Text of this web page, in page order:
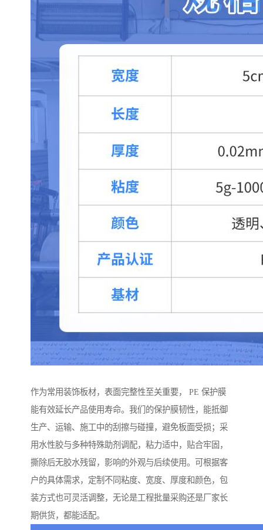
作为常用装饰板材，表面完整性至关重要， PE 保护膜
能有效延长产品使用寿命。我们的保护膜韧性，能抵御
生产、运输、施工中的刮擦与碰撞，避免板面受损；采
用水性胶与多种特殊助剂调配，粘力适中，贴合牢固，
撕除后无胶水残留，影响的外观与后续使用。可根据客
户的具体需求，定制不同粘度、宽度、厚度和颜色，包
装方式也可灵活调整，无论是工程批量采购还是厂家长
期供货，都能适配。